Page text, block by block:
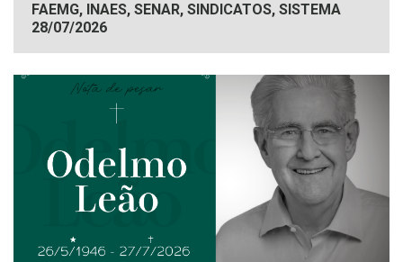
FAEMG, INAES, SENAR, SINDICATOS, SISTEMA
FAEMG
28/07/2026